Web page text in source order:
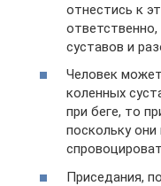
отнестись к
суставов и
Человек
коленных
при беге, то
поскольку они
Приседания,